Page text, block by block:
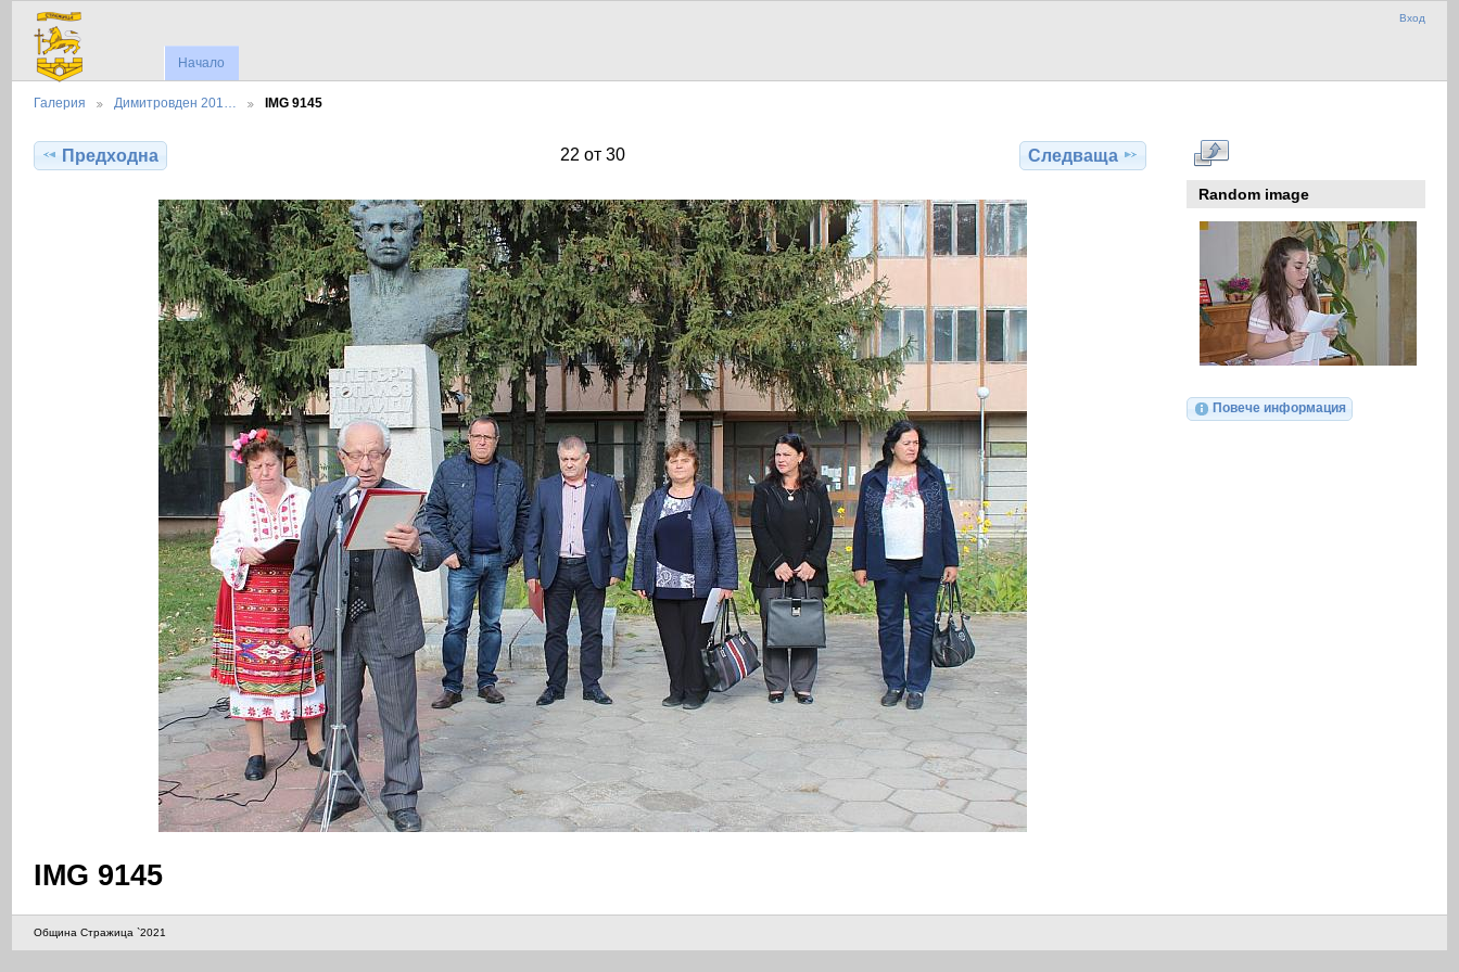
Вход
Начало
Галерия Димитровден 201… IMG 9145
Предходна 22 от 30 Следваща
IMG 9145
Random image
Повече информация
Община Стражица `2021